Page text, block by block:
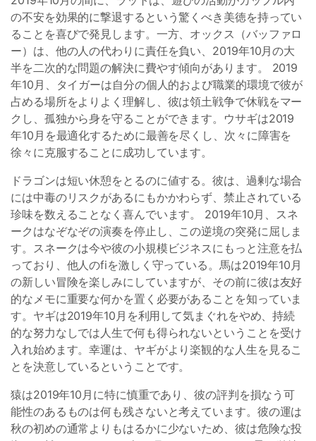
の不安を効果的に撃退するという驚くべき美徳を持ってい
ることを喜びで発見します。一方、オックス（バッファロ
ー）は、他の人の代わりに責任を負い、2019年10月の大
半を二次的な問題の解決に費やす傾向があります。 2019
年10月、タイガーは自分の個人的および職業的環境で彼が
占める場所をよりよく理解し、彼は領土戦争で休戦をマー
クし、孤独から身を守ることができます。ウサギは2019
年10月を最適化するために最善を尽くし、次々に障害を
徐々に克服することに成功しています。
ドラゴンは短い休憩をとるのに値する。彼は、過剰な場合
には中毒のリスクがあるにもかかわらず、禁止されている
珍味を数えることなく喜んでいます。 2019年10月、スネ
ークはなぞなぞの演奏を停止し、この逆境の突発に屈しま
す。スネークは今や彼の小規模ビジネスにもっと注意を払
っており、他人のfiを激しく守っている。馬は2019年10月
の新しい冒険を楽しみにしていますが、その前に彼は友好
的なメモに重要な何かを置く必要があることを知っていま
す。ヤギは2019年10月を利用して気まぐれをやめ、持続
的な努力なしでは人生で何も得られないということを受け
入れ始めます。幸運は、ヤギがより楽観的な人生を見るこ
とを決意しているということです。
猿は2019年10月に特に慎重であり、彼の評判を損なう可
能性のあるものは何も残さないと考えています。彼の運は
秋の初めの通常よりもはるかに少ないため、彼は危険な投